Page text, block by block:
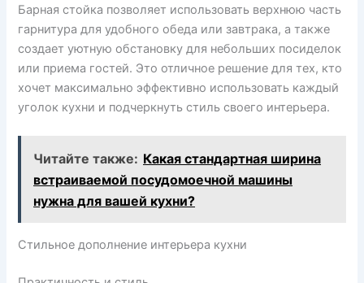
Барная стойка позволяет использовать верхнюю часть
гарнитура для удобного обеда или завтрака, а также
создает уютную обстановку для небольших посиделок
или приема гостей. Это отличное решение для тех, кто
хочет максимально эффективно использовать каждый
уголок кухни и подчеркнуть стиль своего интерьера.
Читайте также: Какая стандартная ширина
встраиваемой посудомоечной машины
нужна для вашей кухни?
Стильное дополнение интерьера кухни